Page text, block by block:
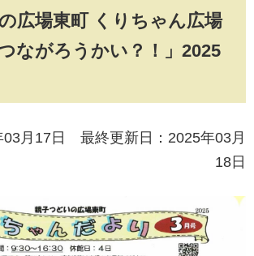
広場東町 くりちゃん広場
ながろうかい？！」2025
03月17日 最終更新日：2025年03月
18日